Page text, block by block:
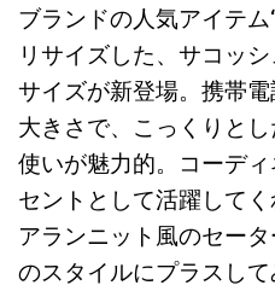
ブランドの人気アイテ
リサイズした、サコッ
サイズが新登場。携帯
大きさで、こっくりと
使いが魅力的。コーデ
セントとして活躍して
アランニット風のセー
のスタイルにプラスして